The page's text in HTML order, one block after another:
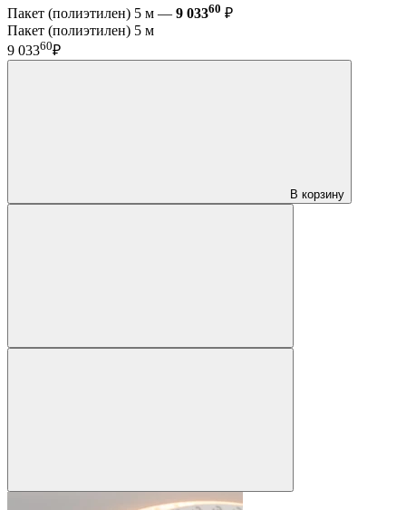
Пакет (полиэтилен) 5 м — 9 03360 ₽
Пакет (полиэтилен) 5 м
9 03360₽
В корзину